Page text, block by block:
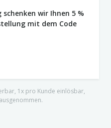
wir Ihnen 5 %
mit dem Code
1x pro Kunde einlösbar,